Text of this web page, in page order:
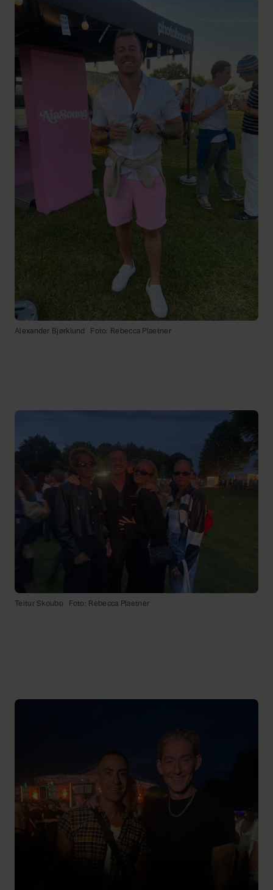
Alexander Bjørklund Foto: Rebecca Plaetner
Teitur Skoubo Foto: Rebecca Plaetner